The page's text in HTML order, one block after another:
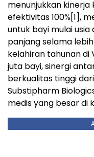
menunjukkan kinerja
efektivitas 100%[1],
untuk bayi mulai
panjang selama
kelahiran tahunan di
juta bayi, sinergi
berkualitas tinggi
Substipharm
medis yang besar di